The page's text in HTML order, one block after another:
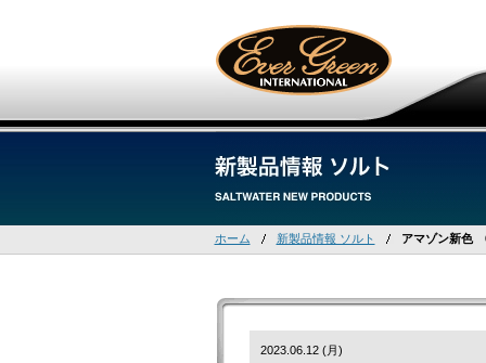
ホーム 新製品情報 ソルト アマゾン新色
2023.06.12 (月)